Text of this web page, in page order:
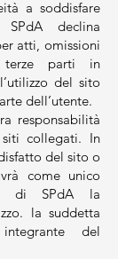
a soddisfare
declina
atti, omissioni
parti in
del sito
dell’utente.
responsabilità
collegati. In
del sito o
come unico
di SPdA la
la suddetta
del